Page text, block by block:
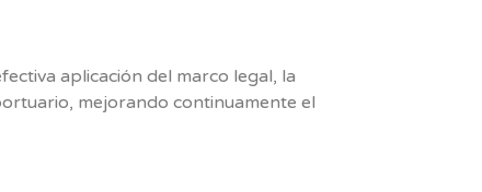
aplicación del marco legal, la
mejorando continuamente el